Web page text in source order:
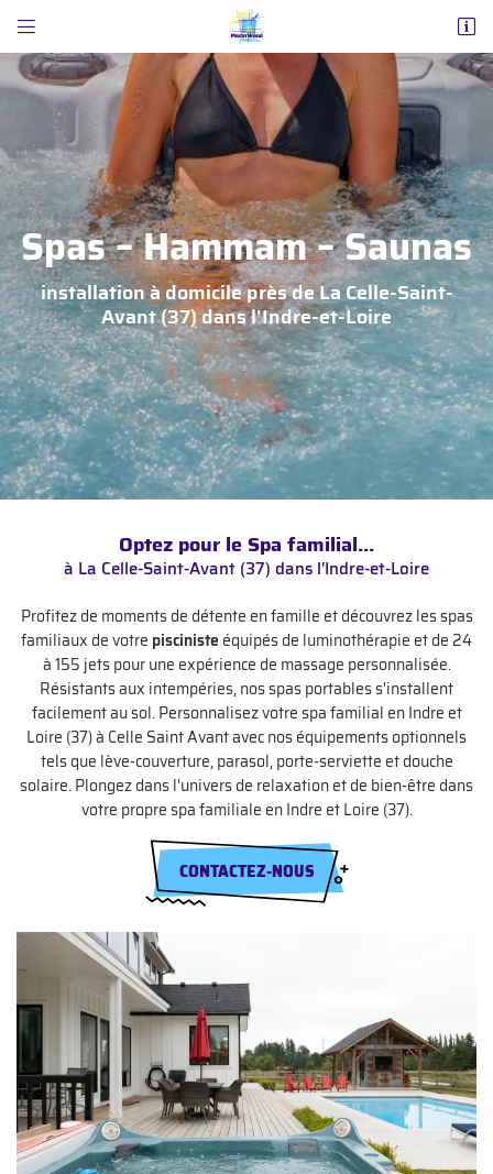
 
ZA Nord (au rond-point)
37160 La Celle-Saint-Avant
02 47 65 02 87
 Adresse email de réception
Code Captcha
Rafraîchir le captcha
En cochant cette case, vous consentez à recevoir nos propositions commerciales à
INSCRIPTION
Spas – Hammam – Saunas
installation à domicile près deLa Celle-Saint-
Avant (37) dans l'Indre-et-Loire
Optez pour le Spa familial...
à La Celle-Saint-Avant (37) dans l'Indre-et-Loire
Profitez de moments de détente en famille et découvrez les spas
familiaux de votre pisciniste équipés de luminothérapie et de 24
à 155 jets pour une expérience de massage personnalisée.
Résistants aux intempéries, nos spas portables s'installent
facilement au sol. Personnalisez votre spa familial en Indre et
Loire (37) à Celle Saint Avant avec nos équipements optionnels
tels que lève-couverture, parasol, porte-serviette et douche
solaire. Plongez dans l'univers de relaxation et de bien-être dans
votre propre spa familiale en Indre et Loire (37).
CONTACTEZ-NOUS